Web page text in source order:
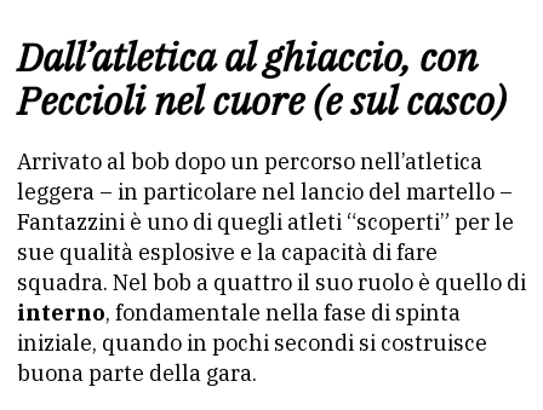
Dall’atletica al ghiaccio, con
Peccioli nel cuore (e sul casco)
Arrivato al bob dopo un percorso nell’atletica
leggera – in particolare nel lancio del martello –
Fantazzini è uno di quegli atleti “scoperti” per le
sue qualità esplosive e la capacità di fare
squadra. Nel bob a quattro il suo ruolo è quello di
interno, fondamentale nella fase di spinta
iniziale, quando in pochi secondi si costruisce
buona parte della gara.